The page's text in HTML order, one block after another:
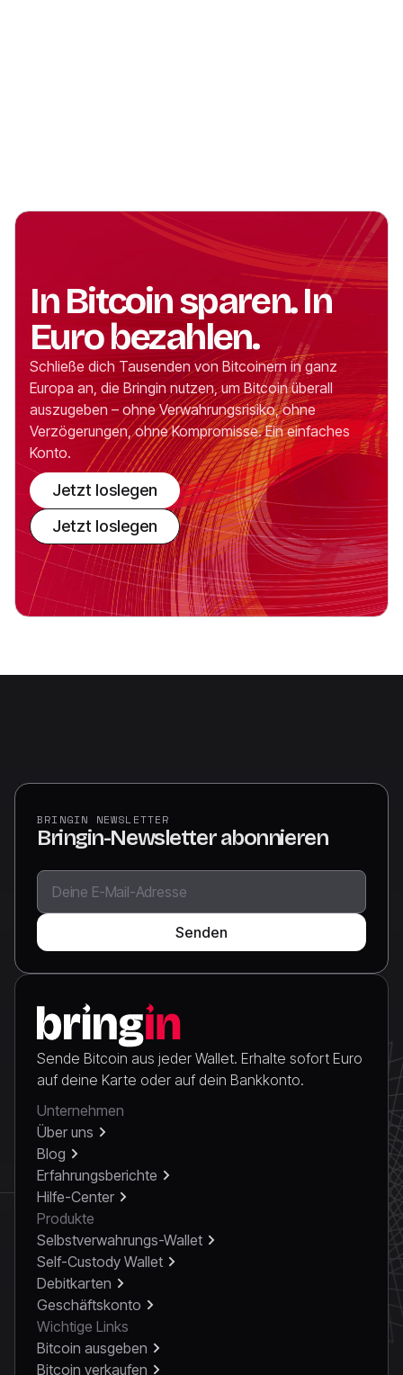
In Bitcoin sparen. In
Euro bezahlen.
Schließe dich Tausenden von Bitcoinern in ganz
Europa an, die Bringin nutzen, um Bitcoin überall
auszugeben – ohne Verwahrungsrisiko, ohne
Verzögerungen, ohne Kompromisse. Ein einfaches
Konto.
Jetzt loslegen
Jetzt loslegen
BRINGIN NEWSLETTER
Bringin-Newsletter abonnieren
Sende Bitcoin aus jeder Wallet. Erhalte sofort Euro
auf deine Karte oder auf dein Bankkonto.
Unternehmen
Über uns
Blog
Erfahrungsberichte
Hilfe-Center
Produkte
Selbstverwahrungs-Wallet
Self-Custody Wallet
Debitkarten
Geschäftskonto
Wichtige Links
Bitcoin ausgeben
Bitcoin verkaufen